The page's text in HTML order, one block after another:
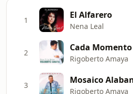
1 El Alfarero
Nena Leal
2 Cada Momento
Rigoberto Amaya
3
Rigoberto Amaya